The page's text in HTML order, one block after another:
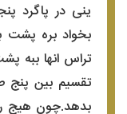
ینی در پاگرد
بخواد بره پشت
تراس انها ببه
بدهد‌.چون هیج